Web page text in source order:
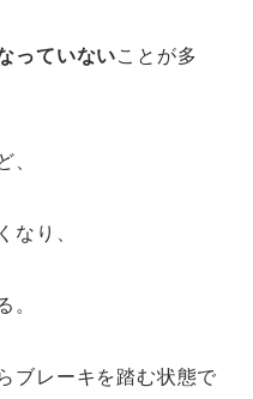
っていないことが多
、
なり、
。
ブレーキを踏む状態で